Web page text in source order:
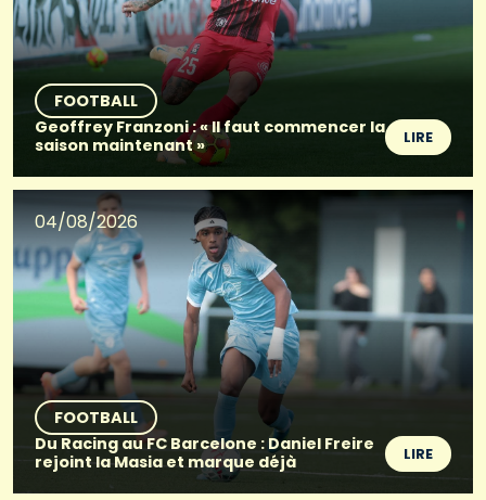
FOOTBALL
Geoffrey Franzoni : « Il faut commencer la
saison maintenant »
LIRE
04/08/2026
FOOTBALL
Du Racing au FC Barcelone : Daniel Freire
rejoint la Masia et marque déjà
LIRE